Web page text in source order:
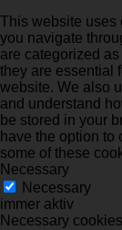
This website uses
you navigate
are categorized
they are essential
website. We also
and understand
be stored in your
have the option to
some of these
Necessary
Necessary
immer aktiv
Necessary